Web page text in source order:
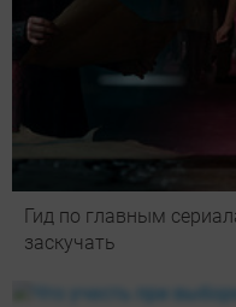
Гид по главным
заскучать